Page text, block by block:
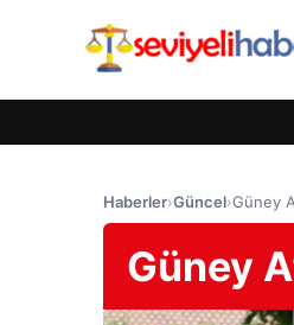
Haberler›Güncel›Güney
Güney